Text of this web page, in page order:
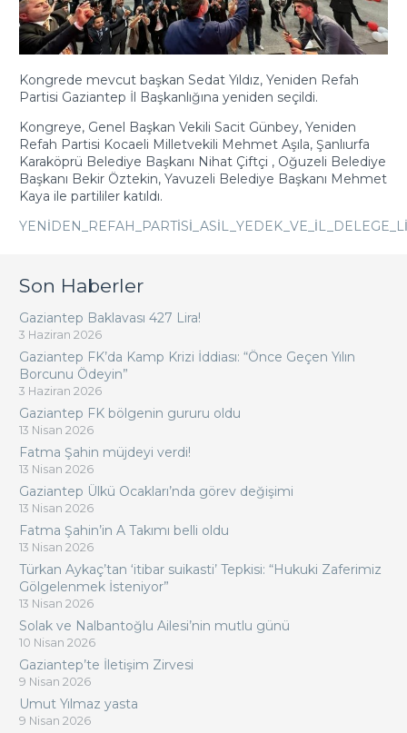
Kongrede mevcut başkan Sedat Yıldız, Yeniden Refah
Partisi Gaziantep İl Başkanlığına yeniden seçildi.
Kongreye, Genel Başkan Vekili Sacit Günbey, Yeniden
Refah Partisi Kocaeli Milletvekili Mehmet Aşıla, Şanlıurfa
Karaköprü Belediye Başkanı Nihat Çiftçi , Oğuzeli Belediye
Başkanı Bekir Öztekin, Yavuzeli Belediye Başkanı Mehmet
Kaya ile partililer katıldı.
Son Haberler
Gaziantep Baklavası 427 Lira!
3 Haziran 2026
Gaziantep FK’da Kamp Krizi İddiası: “Önce Geçen Yılın
Borcunu Ödeyin”
3 Haziran 2026
Gaziantep FK bölgenin gururu oldu
13 Nisan 2026
Fatma Şahin müjdeyi verdi!
13 Nisan 2026
Gaziantep Ülkü Ocakları’nda görev değişimi
13 Nisan 2026
Fatma Şahin’in A Takımı belli oldu
13 Nisan 2026
Türkan Aykaç’tan ‘itibar suikasti’ Tepkisi: “Hukuki Zaferimiz
Gölgelenmek İsteniyor”
13 Nisan 2026
Solak ve Nalbantoğlu Ailesi’nin mutlu günü
10 Nisan 2026
Gaziantep’te İletişim Zirvesi
9 Nisan 2026
Umut Yılmaz yasta
9 Nisan 2026